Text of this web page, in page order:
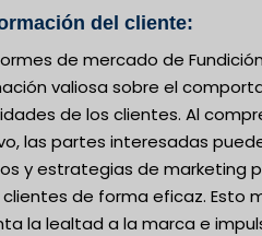
del cliente:
de mercado de
valiosa sobre el
de los clientes. Al
las partes interesadas
y estrategias de marketing
de forma eficaz. Esto
la lealtad a la marca e